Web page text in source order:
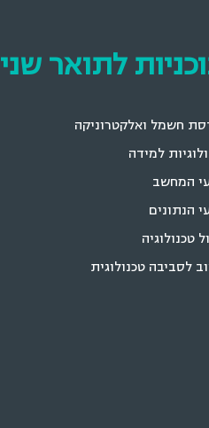
לתואר שני
חשמל ואלקטרוניקה
למידה
המחשב
הנתונים
טכנולוגיה
לסביבה טכנולוגית